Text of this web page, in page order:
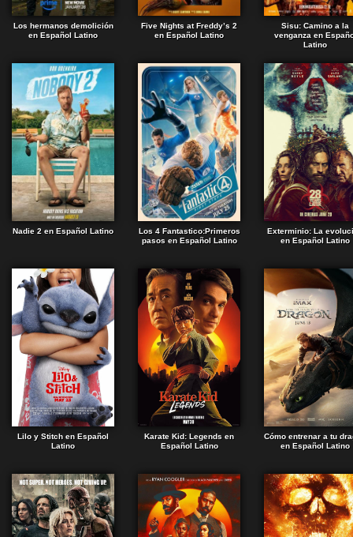
Los hermanos demolición
en Español Latino
Five Nights at Freddy’s 2
en Español Latino
Sisu: Camino a la
venganza en
Latino
Nadie 2 en Español Latino
Los 4 Fantastico:Primeros
pasos en Español Latino
Exterminio: La
en Español Latino
Lilo y Stitch en Español
Latino
Karate Kid: Legends en
Español Latino
Cómo entrenar a tu
en Español Latino